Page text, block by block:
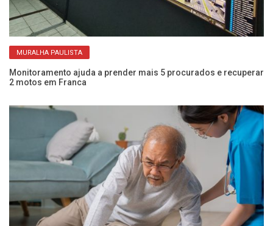
MURALHA PAULISTA
Monitoramento ajuda a prender mais 5 procurados e recuperar
2 motos em Franca